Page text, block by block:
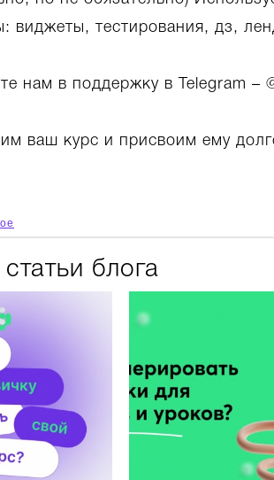
виджеты, тестирования, дз,
нам в поддержку в Telegram –
ваш курс и присвоим ему
блога